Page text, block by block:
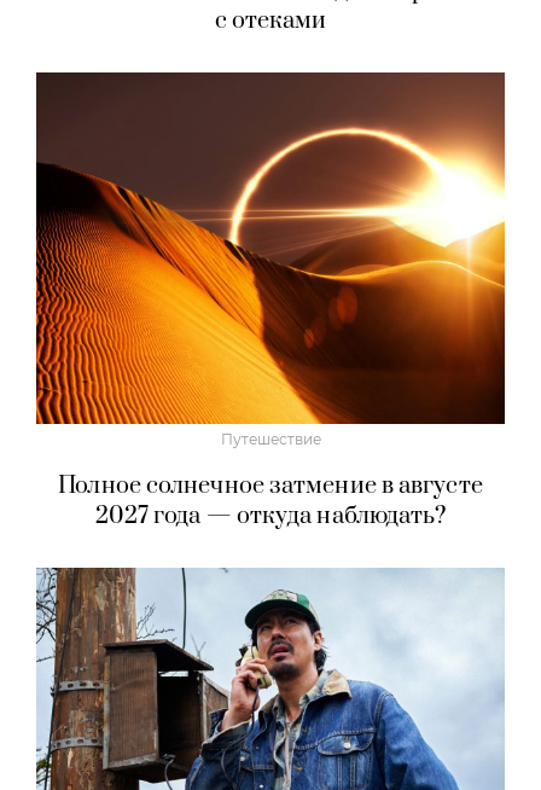
с отеками
Путешествие
Полное солнечное затмение в августе
2027 года — откуда наблюдать?